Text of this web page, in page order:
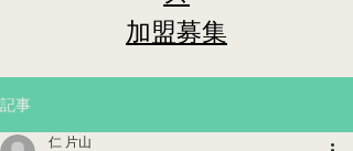
​加盟募集
記事
仁 片山